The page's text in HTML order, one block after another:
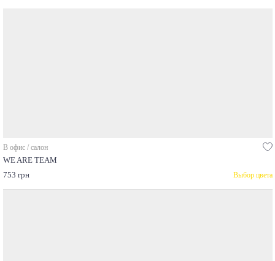
В офис / салон
WE ARE TEAM
753 грн
Выбор цвета